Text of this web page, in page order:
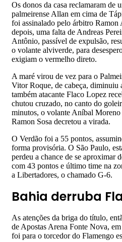
Os donos da casa reclamaram de
palmeirense Allan em cima de
foi assinalado pelo árbitro
depois, uma falta de Andreas
Antônio, passível de expulsão,
o volante alviverde, para
exigiam o vermelho direto.
A maré virou de vez para o
Vitor Roque, de cabeça, diminuiu
também atacante Flaco Lopez
chutou cruzado, no canto do
minutos, o volante Aníbal Moreno
Ramon Sosa decretou a virada.
O Verdão foi a 55 pontos,
forma provisória. O São Paulo,
perdeu a chance de se aproximar
com 43 pontos e último time na
a Libertadores, o chamado G-6.
Bahia derruba
As atenções da briga do título,
de Apostas Arena Fonte Nova,
foi para o torcedor do Flamengo